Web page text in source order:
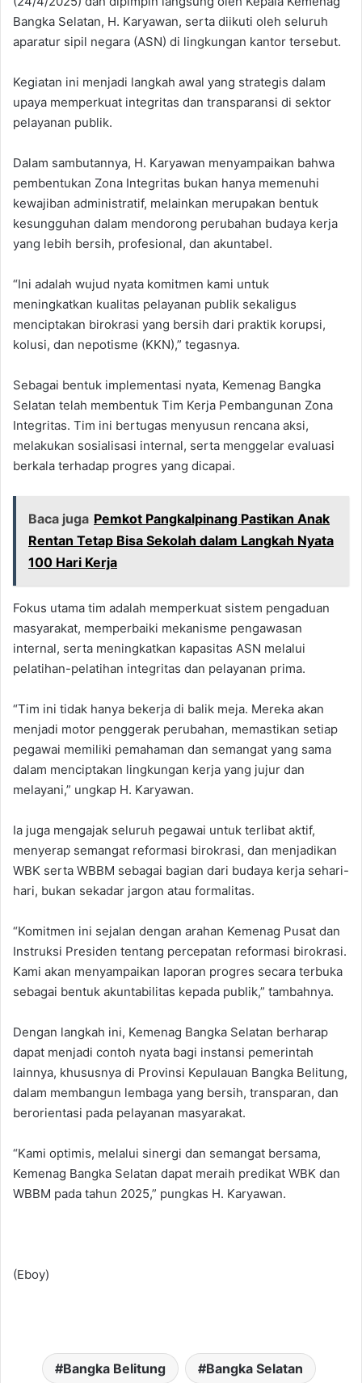
Bangka Selatan, H. Karyawan, serta diikuti oleh seluruh
aparatur sipil negara (ASN) di lingkungan kantor tersebut.
Kegiatan ini menjadi langkah awal yang strategis dalam
upaya memperkuat integritas dan transparansi di sektor
pelayanan publik.
Dalam sambutannya, H. Karyawan menyampaikan bahwa
pembentukan Zona Integritas bukan hanya memenuhi
kewajiban administratif, melainkan merupakan bentuk
kesungguhan dalam mendorong perubahan budaya kerja
yang lebih bersih, profesional, dan akuntabel.
“Ini adalah wujud nyata komitmen kami untuk
meningkatkan kualitas pelayanan publik sekaligus
menciptakan birokrasi yang bersih dari praktik korupsi,
kolusi, dan nepotisme (KKN),” tegasnya.
Sebagai bentuk implementasi nyata, Kemenag Bangka
Selatan telah membentuk Tim Kerja Pembangunan Zona
Integritas. Tim ini bertugas menyusun rencana aksi,
melakukan sosialisasi internal, serta menggelar evaluasi
berkala terhadap progres yang dicapai.
Baca juga Pemkot Pangkalpinang Pastikan Anak
Rentan Tetap Bisa Sekolah dalam Langkah Nyata
100 Hari Kerja
Fokus utama tim adalah memperkuat sistem pengaduan
masyarakat, memperbaiki mekanisme pengawasan
internal, serta meningkatkan kapasitas ASN melalui
pelatihan-pelatihan integritas dan pelayanan prima.
“Tim ini tidak hanya bekerja di balik meja. Mereka akan
menjadi motor penggerak perubahan, memastikan setiap
pegawai memiliki pemahaman dan semangat yang sama
dalam menciptakan lingkungan kerja yang jujur dan
melayani,” ungkap H. Karyawan.
Ia juga mengajak seluruh pegawai untuk terlibat aktif,
menyerap semangat reformasi birokrasi, dan menjadikan
WBK serta WBBM sebagai bagian dari budaya kerja sehari-
hari, bukan sekadar jargon atau formalitas.
“Komitmen ini sejalan dengan arahan Kemenag Pusat dan
Instruksi Presiden tentang percepatan reformasi birokrasi.
Kami akan menyampaikan laporan progres secara terbuka
sebagai bentuk akuntabilitas kepada publik,” tambahnya.
Dengan langkah ini, Kemenag Bangka Selatan berharap
dapat menjadi contoh nyata bagi instansi pemerintah
lainnya, khususnya di Provinsi Kepulauan Bangka Belitung,
dalam membangun lembaga yang bersih, transparan, dan
berorientasi pada pelayanan masyarakat.
“Kami optimis, melalui sinergi dan semangat bersama,
Kemenag Bangka Selatan dapat meraih predikat WBK dan
WBBM pada tahun 2025,” pungkas H. Karyawan.
(Eboy)
Bangka Belitung Bangka Selatan